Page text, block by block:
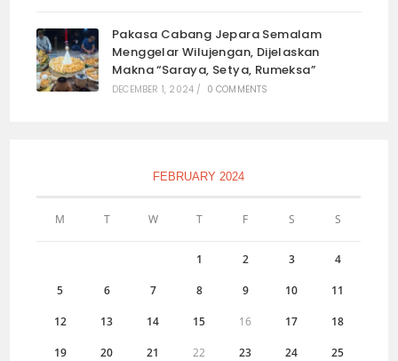
Pakasa Cabang Jepara Semalam
Menggelar Wilujengan, Dijelaskan
Makna “Saraya, Setya, Rumeksa”
DECEMBER 1, 2024 / 0 COMMENTS
FEBRUARY 2024
M T W T F S S
1 2 3 4
5 6 7 8 9 10 11
12 13 14 15 16 17 18
19 20 21 22 23 24 25